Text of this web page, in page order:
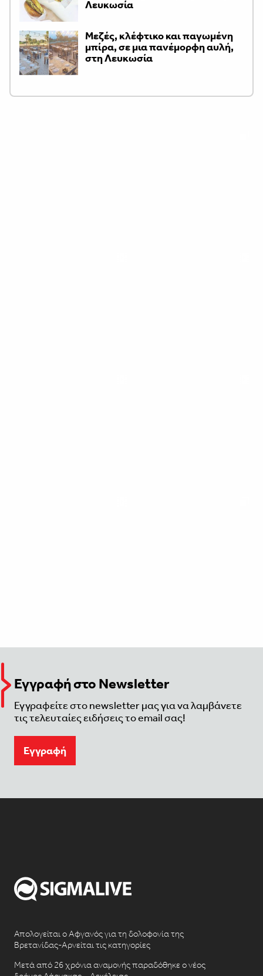
Λευκωσία
Μεζές, κλέφτικο και παγωμένη
μπίρα, σε μια πανέμορφη αυλή,
στη Λευκωσία
Εγγραφή στο Newsletter
Εγγραφείτε στο newsletter μας για να λαμβάνετε
τις τελευταίες ειδήσεις το email σας!
Eγγραφή
Απολογείται ο Αφγανός για τη δολοφονία της
Βρετανίδας-Αρνείται τις κατηγορίες
Μετά από 26 χρόνια αναμονής παραδόθηκε ο νέος